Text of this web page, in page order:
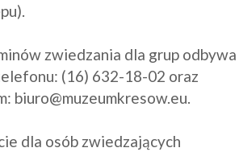
zwiedzania dla grup odbywa
(16) 632-18-02 oraz
biuro@muzeumkresow.eu.
dla osób zwiedzających